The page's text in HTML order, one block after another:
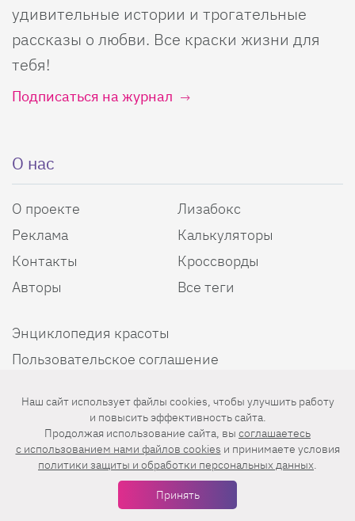
удивительные истории и трогательные
рассказы о любви. Все краски жизни для
тебя!
Подписаться на журнал
О нас
О проекте
Реклама
Контакты
Авторы
Лизабокс
Калькуляторы
Кроссворды
Все теги
Энциклопедия красоты
Пользовательское соглашение
Мы в соцсетях
Наш сайт использует файлы cookies, чтобы улучшить работу
и повысить эффективность сайта.
Продолжая использование сайта, вы соглашаетесь
c использованием нами файлов cookies и принимаете условия
политики защиты и обработки персональных данных.
Принять